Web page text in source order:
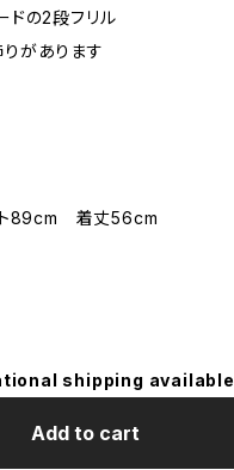
ドの2段フリル
があります
89cm 着丈56cm
shipping available
Add to cart